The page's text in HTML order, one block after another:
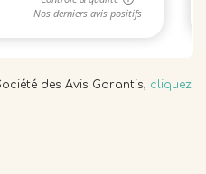
des Avis Garantis, cliquez